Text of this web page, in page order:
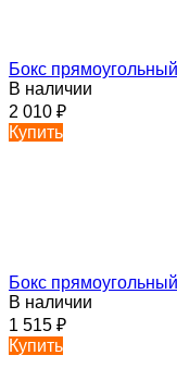
Бокс
В наличии
2 010 ₽
Купить
Бокс
В наличии
1 515 ₽
Купить